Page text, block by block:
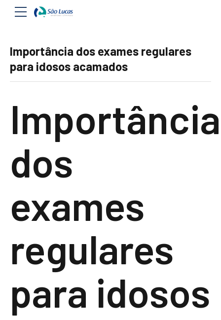
Importância dos exames regulares
para idosos acamados
Importância
dos
exames
regulares
para idosos